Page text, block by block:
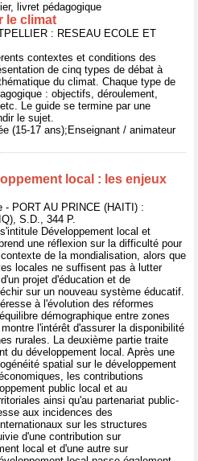
livret pédagogique
le climat
: RESEAU ECOLE ET
contextes et conditions des
de cinq types de débat à
du climat. Chaque type de
: objectifs, déroulement,
Le guide se termine par une
le sujet.
(15-17 ans);Enseignant / animateur
local : les enjeux
PORT AU PRINCE (HAITI) :
S.D., 344 P.
Développement local et
une réflexion sur la difficulté pour
de la mondialisation, alors que
locales ne suffisent pas à lutter
projet d'éducation et de
sur un nouveau système éducatif.
à l'évolution des réformes
démographique entre zones
l'intérêt d'assurer la disponibilité
rurales. La deuxième partie traite
du développement local. Après une
spatial sur le développement
les contributions
public local et au
ainsi qu'au partenariat public-
aux incidences des
sur les structures
d'une contribution sur
local et d'une autre sur